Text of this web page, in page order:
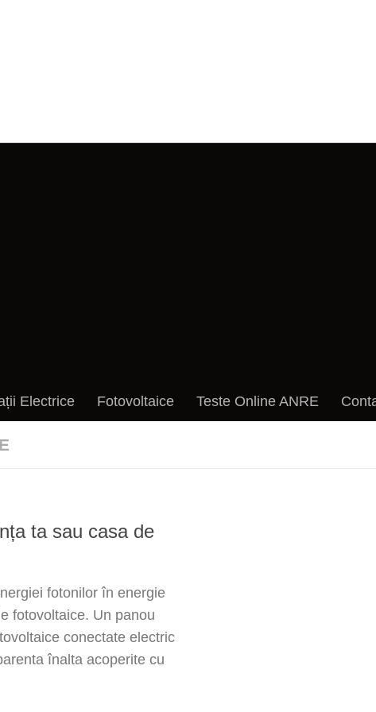
Electrice Fotovoltaice Teste Online ANRE
ta sau casa de
fotonilor în energie
fotovoltaice. Un panou
conectate electric
înalta acoperite cu